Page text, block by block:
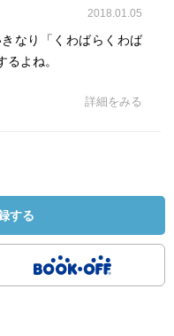
2018.01.05
なり「くわばらくわば
よね。
詳細をみる
する